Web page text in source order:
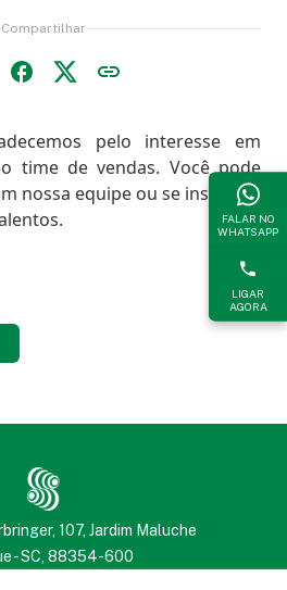
Compartilhar
pelo interesse em
time de vendas. Você pode
nossa equipe ou se inscrever
107, Jardim Maluche
- SC, 88354-600
FALAR NO
WHATSAPP
LIGAR
AGORA